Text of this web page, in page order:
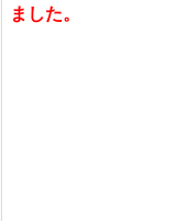
ました。